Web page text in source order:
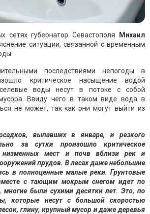
сетях губернатор Севастополя
Михаил
ситуации, связанной с временным
последствиями непогоды в
критическое насыщение водой
воды несут в потоке с собой
Ввиду чего в таком виде вода в
не может, так как они могут выйти из
выпавших в январе, и резкого
за сутки произошло критическое
низменных мест и почв вблизи рек и
прудов. В лесах даже небольшие
в полноценные малые реки. Грунтовые
с тающим мокрым снегом идет по
были сухими десятки лет. Это, по
которые несут с большой скоростью
глину, крупный мусор и даже деревья